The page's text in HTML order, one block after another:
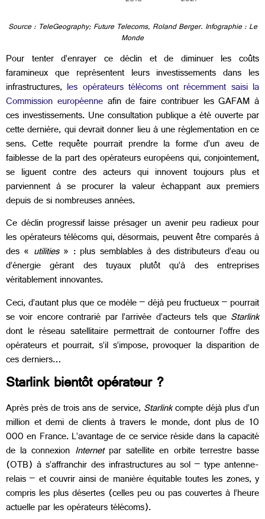
Source : TeleGeography; Future Telecoms, Roland Berger. Infographie : Le
Monde
Pour tenter d’enrayer ce déclin et de diminuer les coûts
faramineux que représentent leurs investissements dans les
infrastructures, les opérateurs télécoms ont récemment saisi la
Commission européenneafin de faire contribuer les GAFAM à
ces investissements. Une consultation publique a été ouverte par
cette dernière, qui devrait donner lieu à une réglementation en ce
sens. Cette requête pourrait prendre la forme d’un aveu de
faiblesse de la part des opérateurs européens qui, conjointement,
se liguent contre des acteurs qui innovent toujours plus et
parviennent à se procurer la valeur échappant aux premiers
depuis de si nombreuses années.
Ce déclin progressif laisse présager un avenir peu radieux pour
les opérateurs télécoms qui, désormais, peuvent être comparés à
des « utilities » : plus semblables à des distributeurs d’eau ou
d’énergie gérant des tuyaux plutôt qu’à des entreprises
véritablement innovantes.
Ceci, d’autant plus que ce modèle – déjà peu fructueux – pourrait
se voir encore contrarié par l’arrivée d’acteurs tels que Starlink
dont le réseau satellitaire permettrait de contourner l’offre des
opérateurs et pourrait, s’il s’impose, provoquer la disparition de
ces derniers…
Starlink bientôt opérateur ?
Après près de trois ans de service,Starlinkcompte déjà plus d’un
million et demi de clients à travers le monde, dont plus de 10
000 en France. L’avantage de ce service réside dans la capacité
de la connexion Internet par satellite en orbite terrestre basse
(OTB) à s’affranchir des infrastructures au sol – type antenne-
relais – et couvrir ainsi de manière équitable toutes les zones, y
compris les plus désertes (celles peu ou pas couvertes à l’heure
actuelle par les opérateurs télécoms).